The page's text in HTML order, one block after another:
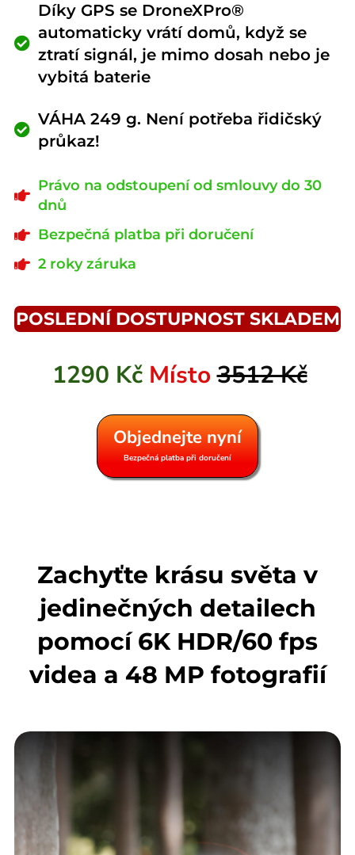
Díky GPS se DroneXPro®
automaticky vrátí domů, když se
ztratí signál, je mimo dosah nebo je
vybitá baterie
VÁHA 249 g. Není potřeba řidičský
průkaz!
Právo na odstoupení od smlouvy do 30
dnů
Bezpečná platba při doručení
2 roky záruka
POSLEDNÍ DOSTUPNOST SKLADEM
1290 Kč Místo3512 Kč
Objednejte nyní
Bezpečná platba při doručení
Zachyťte krásu světa v
jedinečných detailech
pomocí 6K HDR/60 fps
videa a 48 MP fotografií